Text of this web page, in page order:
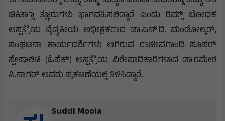
ಚಿಕಿತ್ಸಾಾ ತಜ್ಞರುಗಳು ಭಾಗವಹಿಸಲಿದ್ದಾರೆ ಎಂದು ರಿಮ್ಸ್ ಬೋಧಕ
ಆಸ್ಪತ್ರೆೆಯ ವೈದ್ಯಕೀಯ ಅಧೀಕ್ಷಕರಾದ ಡಾ.ಎಸ್.ಡಿ. ಮಂಡೋಲ್ಕರ್,
ಸಂಘಟನಾ ಕಾರ್ಯದರ್ಶಿಗಳು ಆಗಿರುವ ರಾಜೀವಗಾಂಧಿ ಸೂಪರ್
ಸ್ಪೇಷಾಲಿಟಿ (ಓಪೆಕ್) ಅಸ್ಪತ್ರೆೆಯ ವಿಶೇಷಾಧಿಕಾರಿಗಳಾದ ಡಾ.ರಮೇಶ
ಸಿ.ಸಾಗರ್ ಅವರು ಪ್ರಕಟಣೆಯಲ್ಲಿ ತಿಳಿಸಿದ್ದಾರೆ.
Suddi Moola